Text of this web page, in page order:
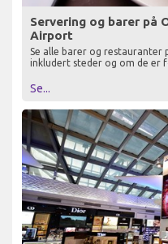
Servering og barer på
Airport
Se alle barer og
inkludert steder og om de er
Se...